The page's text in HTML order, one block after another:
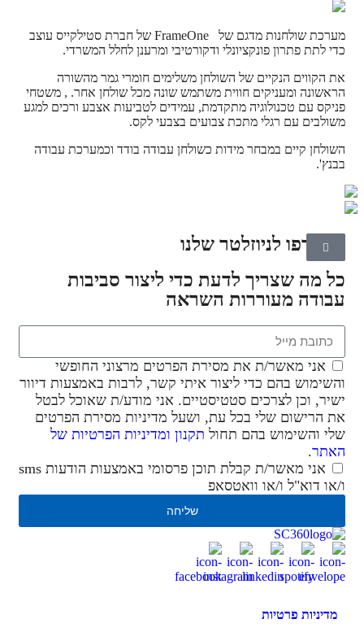
מערכת שולחנות מדגם של FrameOne של חברת סטילקייס עוצב
כדי לתת פתרון פונקציונלי ודקורטיבי ומרענן לחלל המשרדי.
את הקווים הנקיים של השולחן משלימים חומרי גמר מהשורה
הראשונה ומעניקים חווית משתמש שונה מכל שולחן אחר. , משטחי
פניקס עם טכנולוגיה מתקדמת, עמידים לטביעות אצבע ורכים למגע
משולבים עם רגלי מתכת צבועים בצבעי לקס.
השולחן קיים במבחר מידות כשולחן עבודה בודד וכמערכת עבודה
בבנץ'.
הצטרפו לניוזלטר שלנו
כל מה שצריך לדעת כדי ליצור סביבות
עבודה מעוררות השראה
אני מאשר/ת את מסירת הפרטים מרצוני החופשי
והשימוש בהם כדי ליצור איתי קשר, לרבות באמצעות דיוור
ישיר, וכן לצרכים סטטיסטיים. אני מודע/ת שאוכל לבטל
את הרישום שלי בכל עת, ושעל מדיניות מסירת הפרטים
שלי והשימוש בהם תחול תקנון ומדיניות הפרטיות של
האתר.
אני מאשר/ת קבלת תוכן פרסומי באמצעות הודעות sms
ו/או דוא"ל ו/או וואטסאפ
שליחה
מדיניות פרטיות